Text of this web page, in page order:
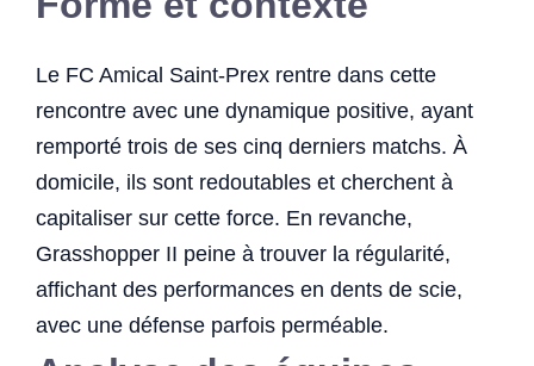
Le FC Amical Saint-Prex rentre dans cette
rencontre avec une dynamique positive, ayant
remporté trois de ses cinq derniers matchs. À
domicile, ils sont redoutables et cherchent à
capitaliser sur cette force. En revanche,
Grasshopper II peine à trouver la régularité,
affichant des performances en dents de scie,
avec une défense parfois perméable.